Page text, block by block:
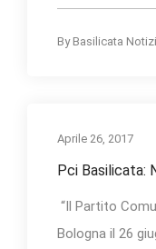
By Basilicata
Aprile 26, 2017
Pci Basilicata:
“Il Partito
Bologna il 26